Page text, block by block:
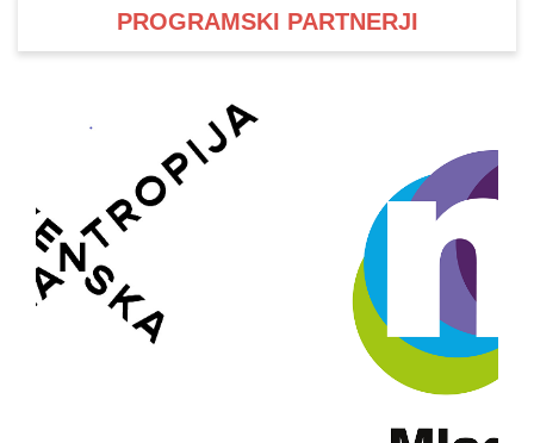
PROGRAMSKI PARTNERJI